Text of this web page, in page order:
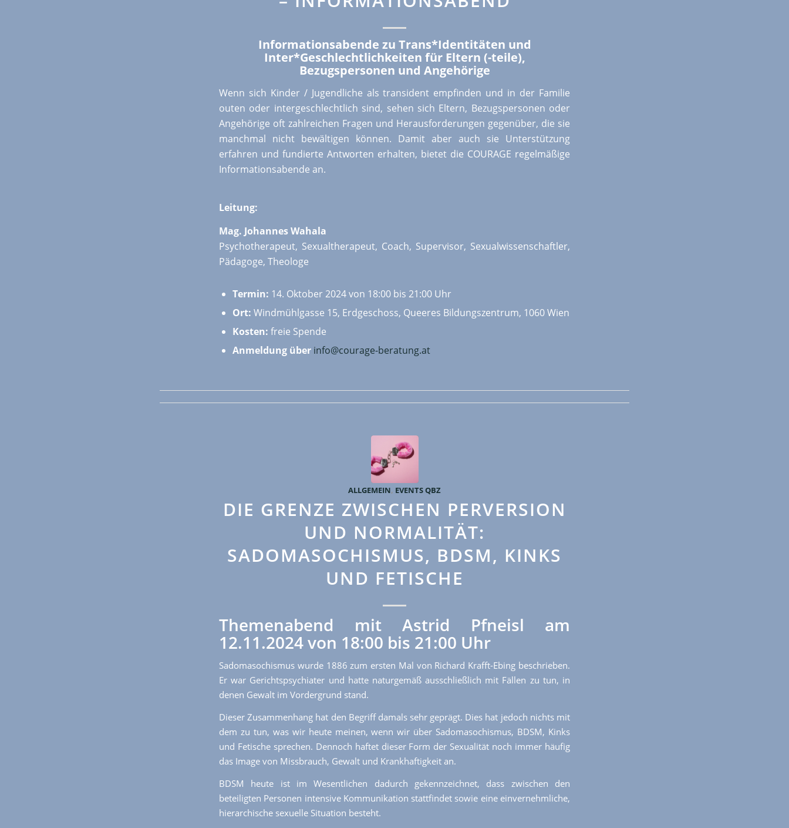
Informationsabende zu Trans*Identitäten und
Inter*Geschlechtlichkeiten für Eltern (-teile),
Bezugspersonen und Angehörige
Wenn sich Kinder / Jugendliche als transident empfinden und in der Familie
outen oder intergeschlechtlich sind, sehen sich Eltern, Bezugspersonen oder
Angehörige oft zahlreichen Fragen und Herausforderungen gegenüber, die sie
manchmal nicht bewältigen können. Damit aber auch sie Unterstützung
erfahren und fundierte Antworten erhalten, bietet die COURAGE regelmäßige
Informationsabende an.
Leitung:
Mag. Johannes Wahala
Psychotherapeut, Sexualtherapeut, Coach, Supervisor, Sexualwissenschaftler,
Pädagoge, Theologe
Termin: 14. Oktober 2024 von 18:00 bis 21:00 Uhr
Ort: Windmühlgasse 15, Erdgeschoss, Queeres Bildungszentrum, 1060 Wien
Kosten: freie Spende
Anmeldung über info@courage-beratung.at
ALLGEMEIN, EVENTS QBZ
DIE GRENZE ZWISCHEN PERVERSION
UND NORMALITÄT:
SADOMASOCHISMUS, BDSM, KINKS
UND FETISCHE
Themenabend mit Astrid Pfneisl am
12.11.2024 von 18:00 bis 21:00 Uhr
Sadomasochismus wurde 1886 zum ersten Mal von Richard Krafft-Ebing beschrieben.
Er war Gerichtspsychiater und hatte naturgemäß ausschließlich mit Fällen zu tun, in
denen Gewalt im Vordergrund stand.
Dieser Zusammenhang hat den Begriff damals sehr geprägt. Dies hat jedoch nichts mit
dem zu tun, was wir heute meinen, wenn wir über Sadomasochismus, BDSM, Kinks
und Fetische sprechen. Dennoch haftet dieser Form der Sexualität noch immer häufig
das Image von Missbrauch, Gewalt und Krankhaftigkeit an.
BDSM heute ist im Wesentlichen dadurch gekennzeichnet, dass zwischen den
beteiligten Personen intensive Kommunikation stattfindet sowie eine einvernehmliche,
hierarchische sexuelle Situation besteht.